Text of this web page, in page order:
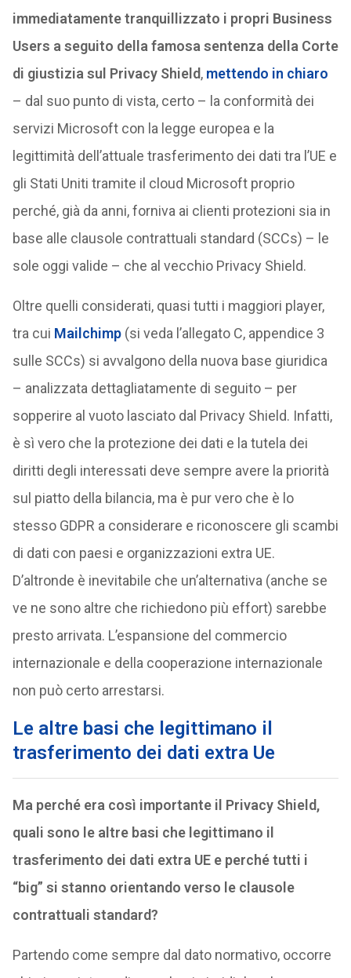
immediatamente tranquillizzato i propri Business
Users a seguito della famosa sentenza della Corte
di giustizia sul Privacy Shield, mettendo in chiaro
– dal suo punto di vista, certo – la conformità dei
servizi Microsoft con la legge europea e la
legittimità dell’attuale trasferimento dei dati tra l’UE e
gli Stati Uniti tramite il cloud Microsoft proprio
perché, già da anni, forniva ai clienti protezioni sia in
base alle clausole contrattuali standard (SCCs) – le
sole oggi valide – che al vecchio Privacy Shield.
Oltre quelli considerati, quasi tutti i maggiori player,
tra cui Mailchimp(si veda l’allegato C, appendice 3
sulle SCCs) si avvalgono della nuova base giuridica
– analizzata dettagliatamente di seguito – per
sopperire al vuoto lasciato dal Privacy Shield. Infatti,
è sì vero che la protezione dei dati e la tutela dei
diritti degli interessati deve sempre avere la priorità
sul piatto della bilancia, ma è pur vero che è lo
stesso GDPR a considerare e riconoscere gli scambi
di dati con paesi e organizzazioni extra UE.
D’altronde è inevitabile che un’alternativa (anche se
ve ne sono altre che richiedono più effort) sarebbe
presto arrivata. L’espansione del commercio
internazionale e della cooperazione internazionale
non può certo arrestarsi.
Le altre basi che legittimano il
trasferimento dei dati extra Ue
Ma perché era così importante il Privacy Shield,
quali sono le altre basi che legittimano il
trasferimento dei dati extra UE e perché tutti i
“big” si stanno orientando verso le clausole
contrattuali standard?
Partendo come sempre dal dato normativo, occorre